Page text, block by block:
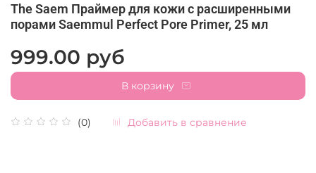
The Saem Праймер для кожи с расширенными
порами Saemmul Perfect Pore Primer, 25 мл
(0) Добавить в сравнение
999.00 руб
В корзину